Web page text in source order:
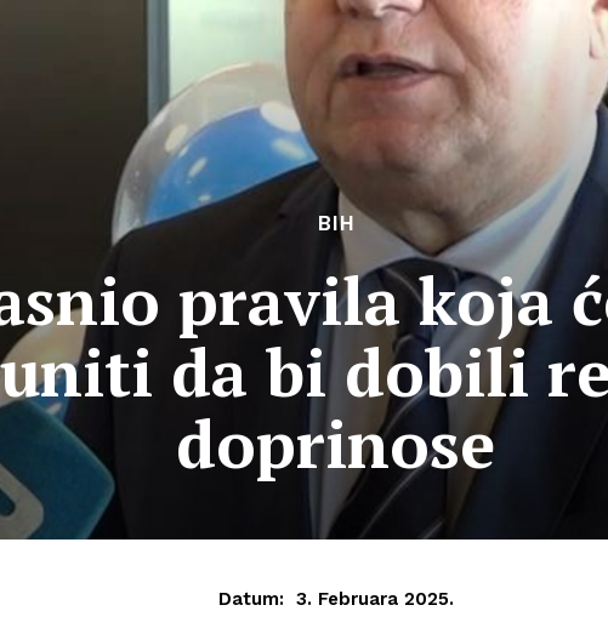
BIH
pravila koja
da bi dobili
doprinose
Datum: 3. Februara 2025.